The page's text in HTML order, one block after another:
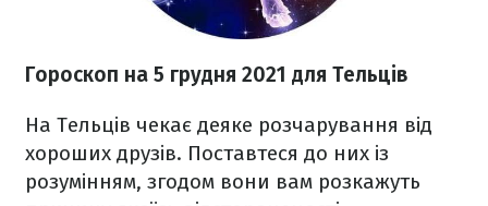
Гороскоп на 5 грудня 2021 для Тельців
На Тельців чекає деяке розчарування від
хороших друзів. Поставтеся до них із
розумінням, згодом вони вам розкажуть